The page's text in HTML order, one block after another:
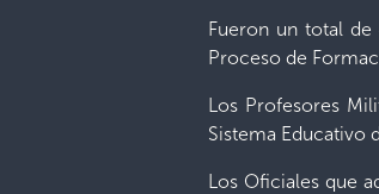
Fueron un total
Proceso de
Los Profesores
Sistema Educativo
Los Oficiales que